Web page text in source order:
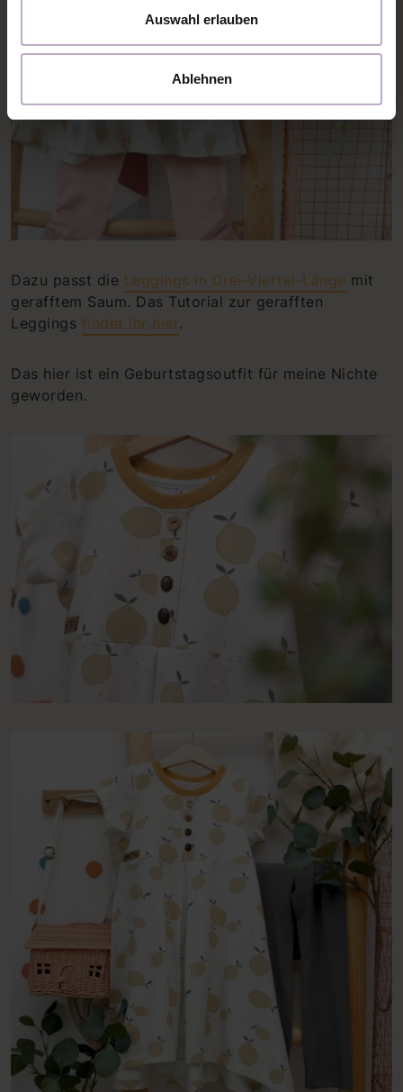
Auswahl erlauben
Ablehnen
Dazu passt die Leggings in Drei-Viertel-Länge mit
gerafftem Saum. Das Tutorial zur gerafften
Leggings findet ihr hier.
Das hier ist ein Geburtstagsoutfit für meine Nichte
geworden.